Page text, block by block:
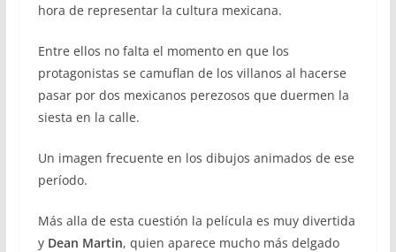
hora de representar la cultura mexicana.
Entre ellos no falta el momento en que los
protagonistas se camuflan de los villanos al hacerse
pasar por dos mexicanos perezosos que duermen la
siesta en la calle.
Un imagen frecuente en los dibujos animados de ese
período.
Más alla de esta cuestión la película es muy divertida
y Dean Martin, quien aparece mucho más delgado